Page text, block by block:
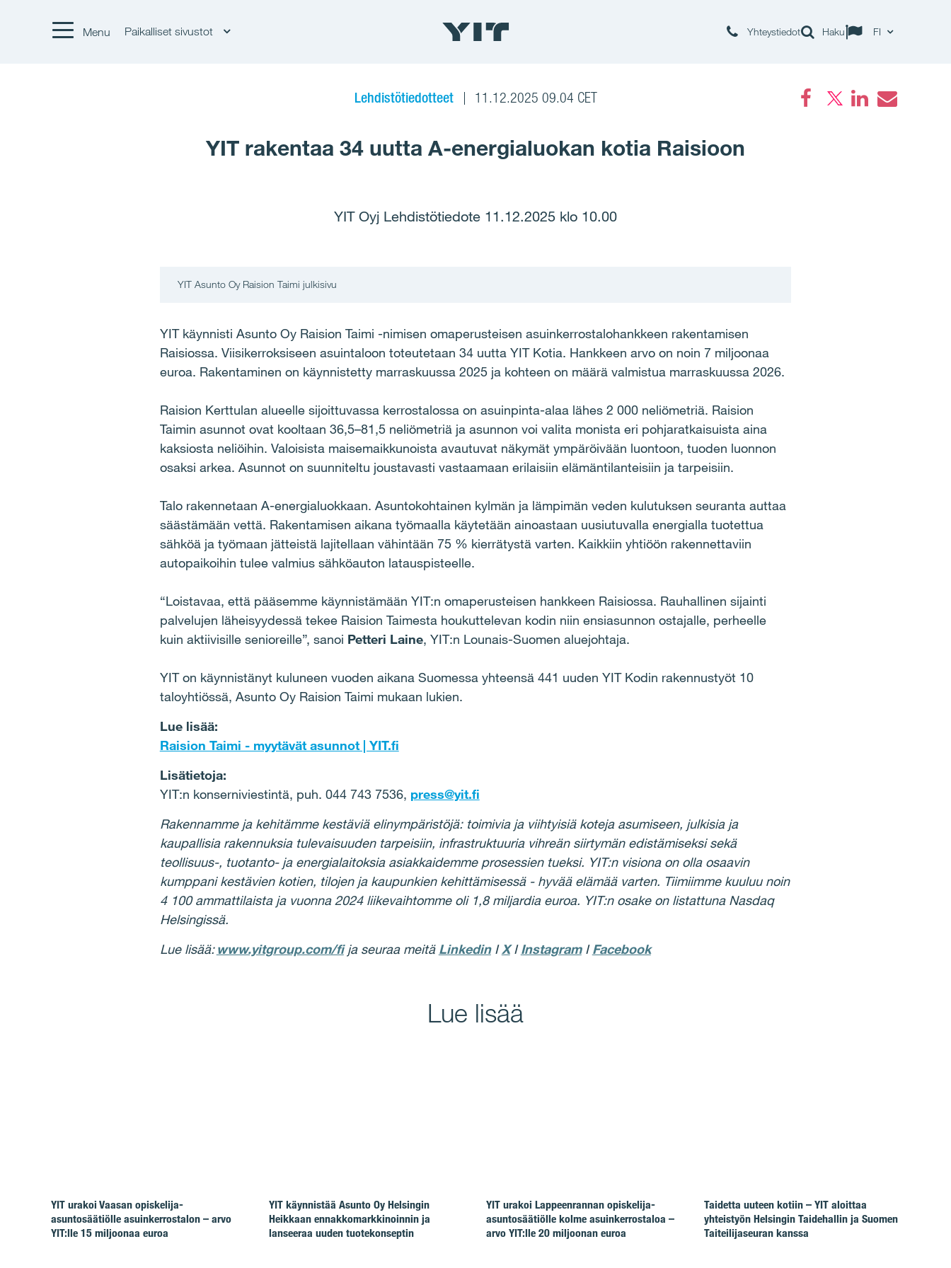
Menu Paikalliset sivustot Yhteystiedot Haku FI
Lehdistötiedotteet 11.12.2025 09.04 CET
YIT rakentaa 34 uutta A-energialuokan kotia Raisioon
YIT Oyj Lehdistötiedote 11.12.2025 klo 10.00
YIT Asunto Oy Raision Taimi julkisivu
YIT käynnisti Asunto Oy Raision Taimi -nimisen omaperusteisen asuinkerrostalohankkeen rakentamisen
Raisiossa. Viisikerroksiseen asuintaloon toteutetaan 34 uutta YIT Kotia. Hankkeen arvo on noin 7 miljoonaa
euroa. Rakentaminen on käynnistetty marraskuussa 2025 ja kohteen on määrä valmistua marraskuussa 2026.
Raision Kerttulan alueelle sijoittuvassa kerrostalossa on asuinpinta-alaa lähes 2 000 neliömetriä. Raision
Taimin asunnot ovat kooltaan 36,5–81,5 neliömetriä ja asunnon voi valita monista eri pohjaratkaisuista aina
kaksiosta neliöihin. Valoisista maisemaikkunoista avautuvat näkymät ympäröivään luontoon, tuoden luonnon
osaksi arkea. Asunnot on suunniteltu joustavasti vastaamaan erilaisiin elämäntilanteisiin ja tarpeisiin.
Talo rakennetaan A-energialuokkaan. Asuntokohtainen kylmän ja lämpimän veden kulutuksen seuranta auttaa
säästämään vettä. Rakentamisen aikana työmaalla käytetään ainoastaan uusiutuvalla energialla tuotettua
sähköä ja työmaan jätteistä lajitellaan vähintään 75 % kierrätystä varten. Kaikkiin yhtiöön rakennettaviin
autopaikoihin tulee valmius sähköauton latauspisteelle.
“Loistavaa, että pääsemme käynnistämään YIT:n omaperusteisen hankkeen Raisiossa. Rauhallinen sijainti
palvelujen läheisyydessä tekee Raision Taimesta houkuttelevan kodin niin ensiasunnon ostajalle, perheelle
kuin aktiivisille senioreille”, sanoi Petteri Laine, YIT:n Lounais-Suomen aluejohtaja.
YIT on käynnistänyt kuluneen vuoden aikana Suomessa yhteensä 441 uuden YIT Kodin rakennustyöt 10
taloyhtiössä, Asunto Oy Raision Taimi mukaan lukien.
Lue lisää:
Raision Taimi - myytävät asunnot | YIT.fi
Lisätietoja:
YIT:n konserniviestintä, puh. 044 743 7536, press@yit.fi
Rakennamme ja kehitämme kestäviä elinympäristöjä: toimivia ja viihtyisiä koteja asumiseen, julkisia ja
kaupallisia rakennuksia tulevaisuuden tarpeisiin, infrastruktuuria vihreän siirtymän edistämiseksi sekä
teollisuus-, tuotanto- ja energialaitoksia asiakkaidemme prosessien tueksi. YIT:n visiona on olla osaavin
kumppani kestävien kotien, tilojen ja kaupunkien kehittämisessä - hyvää elämää varten. Tiimiimme kuuluu noin
4 100 ammattilaista ja vuonna 2024 liikevaihtomme oli 1,8 miljardia euroa. YIT:n osake on listattuna Nasdaq
Helsingissä.
Lue lisää:www.yitgroup.com/fija seuraa meitä LinkedinIXIInstagramIFacebook
Lue lisää
YIT urakoi Vaasan opiskelija-
asuntosäätiölle asuinkerrostalon – arvo
YIT:lle 15 miljoonaa euroa
YIT käynnistää Asunto Oy Helsingin
Heikkaan ennakkomarkkinoinnin ja
lanseeraa uuden tuotekonseptin
YIT urakoi Lappeenrannan opiskelija-
asuntosäätiölle kolme asuinkerrostaloa –
arvo YIT:lle 20 miljoonan euroa
Taidetta uuteen kotiin – YIT aloittaa
yhteistyön Helsingin Taidehallin ja Suomen
Taiteilijaseuran kanssa